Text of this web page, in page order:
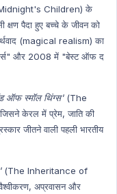
Children) के
क्षण पैदा हुए बच्चे के जीवन को
(magical realism) का
और 2008 में "बेस्ट ऑफ द
ऑफ स्मॉल थिंग्स'(The
केरल में प्रेम, जाति की
जीतने वाली पहली भारतीय
(The Inheritance of
अप्रवासन और